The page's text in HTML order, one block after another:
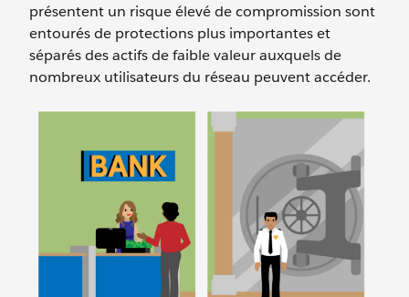
présentent un risque élevé de compromission sont
entourés de protections plus importantes et
séparés des actifs de faible valeur auxquels de
nombreux utilisateurs du réseau peuvent accéder.